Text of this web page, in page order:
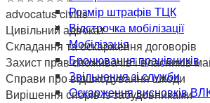
Розмір штрафів ТЦК
Відстрочка мобілізації
Мобілізація
Бронювання працівників
Звільнення зі служби
Оскарження висновків
advocatus civilis
Цивільний адвокат
Складання та оскарження договорів
Захист прав споживачів і власників
Справи про відшкодування шкоди
Вирішення спорів із забудовниками